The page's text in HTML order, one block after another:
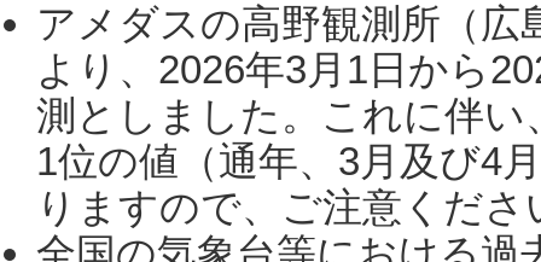
アメダスの高野観測所（
より、2026年3月1日から
測としました。これに伴い
1位の値（通年、3月及び4
りますので、ご注意くだ
全国の気象台等における過